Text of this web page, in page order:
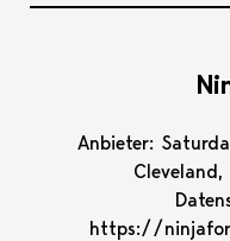
Anbieter:
https://